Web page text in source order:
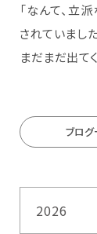
「なんて、立
されていまし
まだまだ出て
ブロ
2026